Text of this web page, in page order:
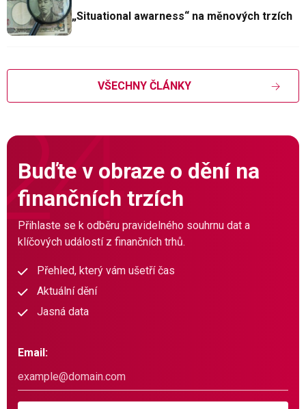
„Situational awarness“ na měnových trzích
VŠECHNY ČLÁNKY
Buďte v obraze o dění na
finančních trzích
Přihlaste se k odběru pravidelného souhrnu dat a
klíčových událostí z finančních trhů.
Přehled, který vám ušetří čas
Aktuální dění
Jasná data
Email: